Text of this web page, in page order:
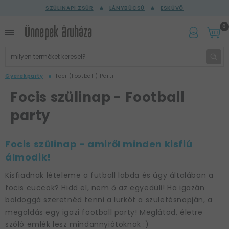
SZÜLINAPI ZSÚR LÁNYBÚCSÚ ESKÜVŐ
0
Gyerekparty Foci (Football) Parti
Focis szülinap - Football
party
Focis szülinap - amiről minden kisfiú
álmodik!
Kisfiadnak lételeme a futball labda és úgy általában a
focis cuccok? Hidd el, nem ő az egyedüli! Ha igazán
boldoggá szeretnéd tenni a lurkót a születésnapján, a
megoldás egy igazi football party! Meglátod, életre
szóló emlék lesz mindannyiótoknak :)